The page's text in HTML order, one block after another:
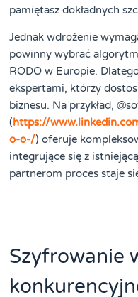
pamiętasz dokładnych
Jednak wdrożenie
powinny wybrać
RODO w Europie.
ekspertami, którzy
biznesu. Na przykład,
(https://
o-o-/) oferuje
integrujące się z
partnerom proces staje
Szyfrowanie